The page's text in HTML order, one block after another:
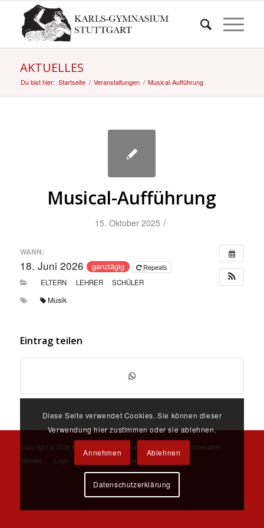
AKTUELLES
Du bist hier: Startseite / Veranstaltungen / Musical-Aufführung
Musical-Aufführung
15. Oktober 2025 /
WANN:
18. Juni 2026 ganztägig
Repeats
ELTERN
LEHRER SCHÜLER
Musik
Eintrag teilen
Copyright © 2026 Karls-Gymnasium Stuttgart. Alle Rechte vorbehalten.
Moodle
Login Impressum und Datenschutz
Diese Seite verwendet Cookies. Sie können dieser
Verwendung hier zustimmen oder sie ablehnen.
Annehmen Ablehnen
Datenschutzerklärung